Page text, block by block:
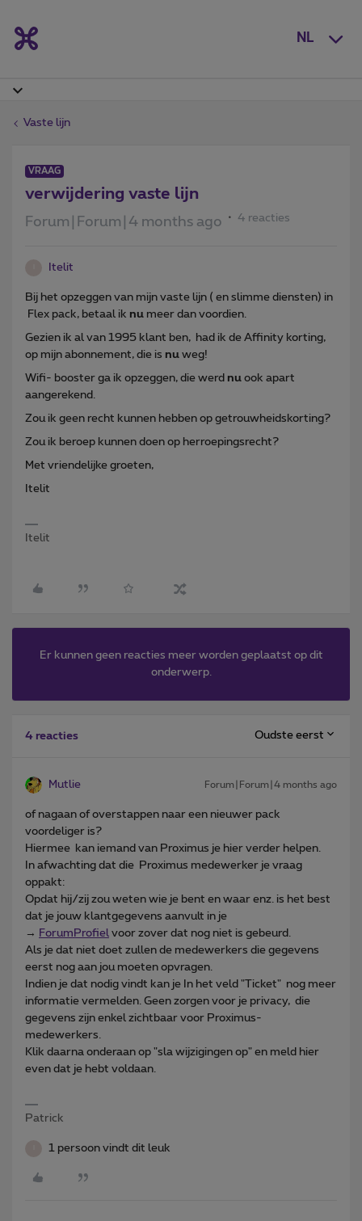
NL
Vaste lijn
VRAAG
verwijdering vaste lijn
Forum|Forum|4 months ago 4 reacties
Itelit
Bij het opzeggen van mijn vaste lijn ( en slimme diensten) in
Flex pack, betaal ik nu meer dan voordien.
Gezien ik al van 1995 klant ben, had ik de Affinity korting,
op mijn abonnement, die is nu weg!
Wifi- booster ga ik opzeggen, die werd nu ook apart
aangerekend.
Zou ik geen recht kunnen hebben op getrouwheidskorting?
Zou ik beroep kunnen doen op herroepingsrecht?
Met vriendelijke groeten,
Itelit
Itelit
Er kunnen geen reacties meer worden geplaatst op dit
onderwerp.
4 reacties Oudste eerst
Mutlie Forum|Forum|4 months ago
of nagaan of overstappen naar een nieuwer pack
voordeliger is?
Hiermee kan iemand van Proximus je hier verder helpen.
In afwachting dat die Proximus medewerker je vraag
oppakt:
Opdat hij/zij zou weten wie je bent en waar enz. is het best
dat je jouw klantgegevens aanvult in je
→ ForumProfiel voor zover dat nog niet is gebeurd.
Als je dat niet doet zullen de medewerkers die gegevens
eerst nog aan jou moeten opvragen.
Indien je dat nodig vindt kan je In het veld "Ticket" nog meer
informatie vermelden. Geen zorgen voor je privacy, die
gegevens zijn enkel zichtbaar voor Proximus-
medewerkers.
Klik daarna onderaan op "sla wijzigingen op" en meld hier
even dat je hebt voldaan.
Patrick
1 persoon vindt dit leuk